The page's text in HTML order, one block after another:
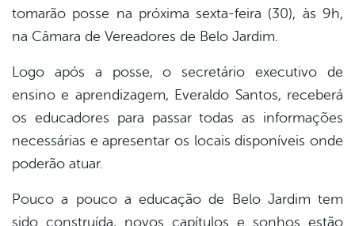
tomarão posse na próxima sexta-feira (30), às 9h,
na Câmara de Vereadores de Belo Jardim.
Logo após a posse, o secretário executivo de
ensino e aprendizagem, Everaldo Santos, receberá
os educadores para passar todas as informações
necessárias e apresentar os locais disponíveis onde
poderão atuar.
Pouco a pouco a educação de Belo Jardim tem
sido construída, novos capítulos e sonhos estão